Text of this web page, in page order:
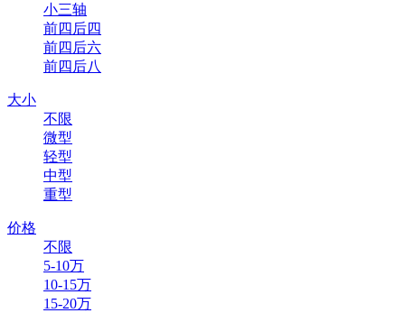
小三轴
前四后四
前四后六
前四后八
大小
不限
微型
轻型
中型
重型
价格
不限
5-10万
10-15万
15-20万